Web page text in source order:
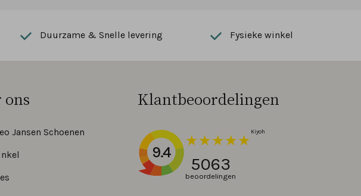
Duurzame & Snelle levering Fysieke winkel
ons
Jansen Schoenen
Klantbeoordelingen
9.4
5063
beoordelingen